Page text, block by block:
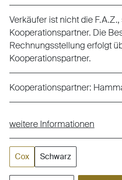
Verkäufer ist nicht die
Kooperationspartner. Die
Rechnungsstellung erfolgt
Kooperationspartner.
Kooperationspartner:
weitere Informationen
Cox Schwarz